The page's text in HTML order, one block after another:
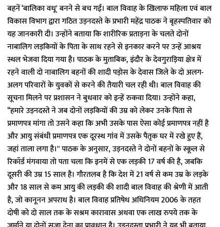
बहनें ‘बालिका वधू' बनने से बच गईं। बाल विवाह के खिलाफ महिला एवं बाल
विकास विभाग द्वारा गठित उड़नदस्ते के प्रभारी महेंद्र पाठक ने बृहस्पतिवार को
यह जानकारी दी। उन्होंने बताया कि शारीरिक प्रताड़ना के चलते दोनों
नाबालिग लड़कियों के पिता के साथ रहने से इनकार करने पर उन्हें आश्रय
स्थल भेजवा दिया गया है। पाठक के मुताबिक, इंदौर के देवगुराड़िया क्षेत्र में
रहने वाली दो नाबालिग बहनों की शादी पड़ोस के देवास जिले के दो अलग-
अलग परिवारों के युवकों से करने की तैयारी चल रही थी। बाल विवाह की
सूचना मिलने पर प्रशासन ने बुधवार को इन्हें रुकवा दिया। उन्होंने कहा,
‘‘हमारे उड़नदस्ते ने जब दोनों लड़कियों की उम्र को लेकर उनके पिता से
प्रमाणपत्र मांगा तो उसने कहा कि अभी उसके पास ऐसा कोई प्रमाणपत्र नहीं है
और आयु संबंधी प्रमाणपत्र एक दूरस्थ गांव में उसके पैतृक घर में रखे हुए हैं,
जहां ताला लगा है।'' पाठक के अनुसार, उड़नदस्ते ने दोनों बहनों के स्कूल से
रिकॉर्ड मंगवाया तो पता चला कि इनमें से एक लड़की 17 वर्ष की है, जबकि
दूसरी की उम्र 15 साल है। गौरतलब है कि देश में 21 वर्ष से कम उम्र के लड़के
और 18 साल से कम आयु की लड़की की शादी बाल विवाह की श्रेणी में आती
है, जो कानूनन अपराध है। बाल विवाह प्रतिषेध अधिनियम 2006 के तहत
दोषी को दो साल तक के सश्रम कारावास अथवा एक लाख रुपये तक के